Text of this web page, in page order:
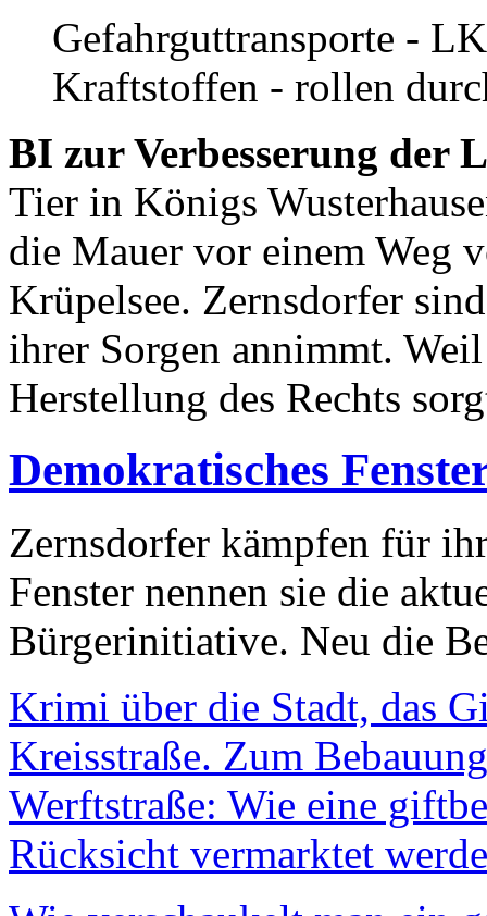
Gefahrguttransporte -
Kraftstoffen - rollen
BI zur Verbesserung der
Tier in Königs
die Mauer vor einem Weg
Krüpelsee. Zernsdorfer
ihrer Sorgen annimmt.
Herstellung des Rechts
Demokratisches
Zernsdorfer kämpfen für
Fenster nennen sie die
Bürgerinitiative. Neu die
Krimi über die Stadt, das
Kreisstraße. Zum
Werftstraße: Wie eine
Rücksicht vermarktet